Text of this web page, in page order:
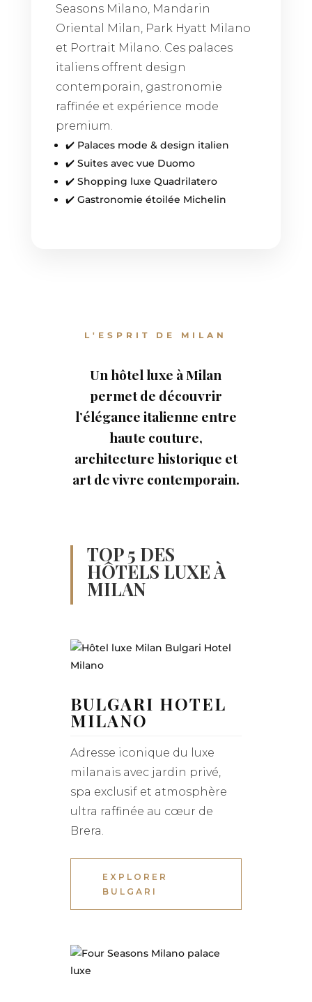
Seasons Milano, Mandarin
Oriental Milan, Park Hyatt Milano
et Portrait Milano. Ces palaces
italiens offrent design
contemporain, gastronomie
raffinée et expérience mode
premium.
✔️ Palaces mode & design italien
✔️ Suites avec vue Duomo
✔️ Shopping luxe Quadrilatero
✔️ Gastronomie étoilée Michelin
L'ESPRIT DE MILAN
Un hôtel luxe à Milan
permet de découvrir
l’élégance italienne entre
haute couture,
architecture historique et
art de vivre contemporain.
TOP 5 DES
HÔTELS LUXE À
MILAN
BULGARI HOTEL
MILANO
Adresse iconique du luxe
milanais avec jardin privé,
spa exclusif et atmosphère
ultra raffinée au cœur de
Brera.
EXPLORER
BULGARI